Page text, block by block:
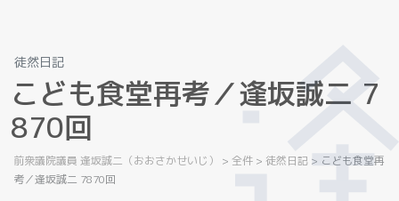
徒然日記
こども食堂再考／逢坂誠二 7
870回
前衆議院議員 逢坂誠二（おおさかせいじ） > 全件 > 徒然日記 > こども食堂再
考／逢坂誠二 7870回